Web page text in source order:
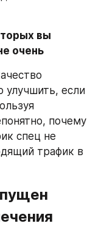
вы
очень
улучшить, если
почему
спец не
трафик в